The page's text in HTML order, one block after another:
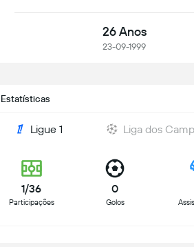
26 Anos
23-09-1999
Estatísticas
Ligue 1 Liga dos
1/36
Participações
0
Golos